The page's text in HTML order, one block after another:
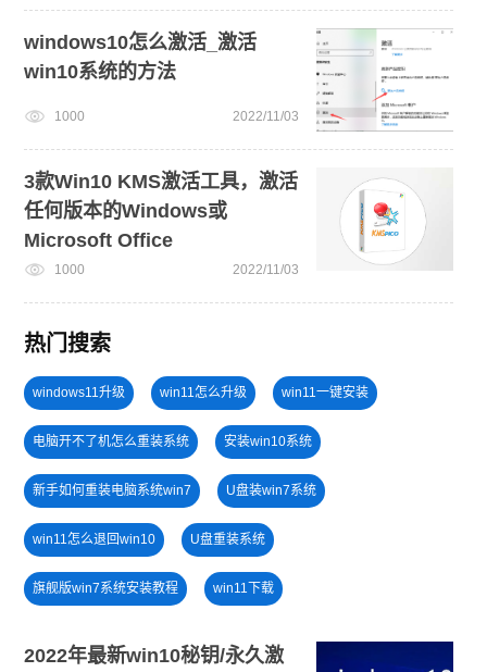
windows10怎么激活_激活
win10系统的方法
1000 2022/11/03
3款Win10 KMS激活工具，激活
任何版本的Windows或
Microsoft Office
1000 2022/11/03
热门搜索
windows11升级 win11怎么升级 win11一键安装
电脑开不了机怎么重装系统 安装win10系统
新手如何重装电脑系统win7 U盘装win7系统
win11怎么退回win10 U盘重装系统
旗舰版win7系统安装教程 win11下载
2022年最新win10秘钥/永久激